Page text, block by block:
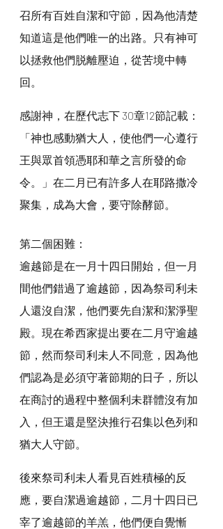
召所有百姓自潔和守節，因為他清楚
知道這是他們唯一的出路。只有神可
以拯救他們脱離壓迫，從苦境中轉
回。
感謝神，在歷代志下 30章12節記載：
「神也感動猶大人，使他們一心遵行
王與眾首領憑耶和華之言所發的命
令。」在二月已有許多人在耶路撒冷
聚集，成為大會，要守除酵節。
第二個困難：
逾越節是在一月十四日開始，但一月
間他們錯過了逾越節，因為祭司利未
人還沒自潔，他們要先自潔和潔淨聖
殿。現在希西家提出要在二月守逾越
節，然而祭司利未人不同意，因為他
們認為是必須守著節期的日子，所以
在商討的過程中整個利未群體沒有加
入，但王還是堅決推行召集以色列和
猶大人守節。
後來祭司利未人看見百姓積極的反
應，要自潔過逾越節，二月十四日已
宰了逾越節的羊羔，他們便自覺慚